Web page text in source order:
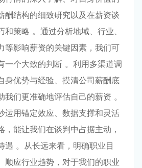
酬结构的细致研究以及在薪资谈
和策略 。通过分析地域、行业、
等影响薪资的关键因素，我们可
一个大致的判断 。利用多渠道调
身优势与经验、摸清公司薪酬底
我们更准确地评估自己的薪资 。
运用锚定效应、数据支撑和灵活
，能让我们在谈判中占据主动，
遇 。从长远来看，明确职业目
顺应行业趋势，对于我们的职业